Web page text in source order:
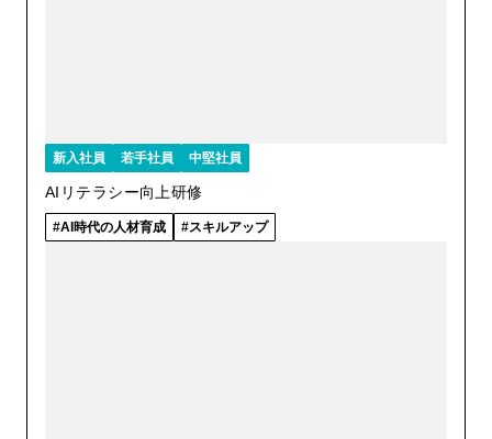
新入社員 若手社員 中堅社員
AIリテラシー向上研修
AI時代の人材育成 スキルアップ